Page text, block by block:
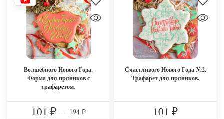
Волшебного Нового Года.
Форма для пряников с
трафаретом.
101 ₽ – 194 ₽
Счастливого Нового Года №2.
Трафарет для пряников.
101 ₽